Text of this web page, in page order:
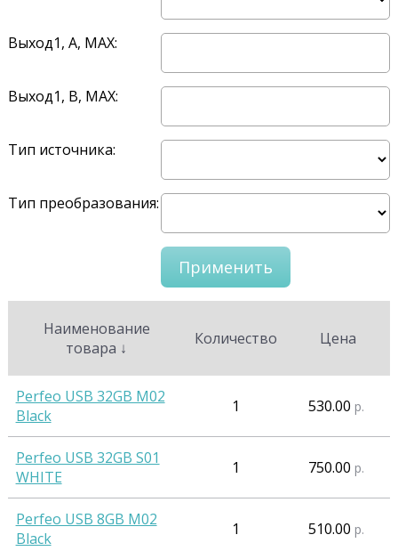
Выход1, A, MAX:
Выход1, В, MAX:
Тип источника:
Тип преобразования:
Наименование
товара ↓ Количество Цена
Perfeo USB 32GB M02
Black
1 530.00 р.
Perfeo USB 32GB S01
WHITE
1 750.00 р.
Perfeo USB 8GB M02
Black
1 510.00 р.